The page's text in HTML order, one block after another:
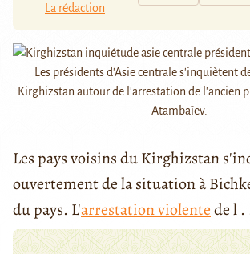
La rédaction
Les présidents d'Asie centrale s'inquiètent
Kirghizstan autour de l'arrestation de l'ancien
Atambaïev.
Les pays voisins du Kirghizstan
ouvertement de la situation à
du pays. L'arrestation violentede l .